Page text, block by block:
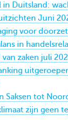
in Duitsland:
Juni
voor
in
zaken juli
Saksen tot
zijn geen